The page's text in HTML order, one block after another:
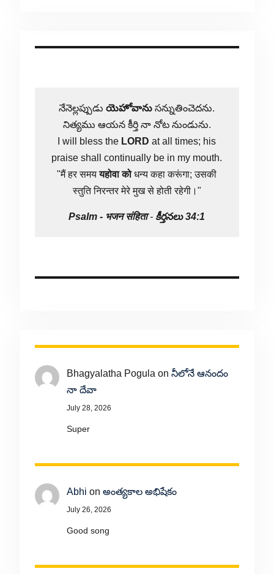
నేనెల్లప్పుడుయెహోవాను సన్నుతించెదను.
నిత్యము ఆయన కీర్తి నా నోట నుండును.
I will bless the LORD at all times; his
praise shall continually be in my mouth.
"मैं हर समययहोवा कोधन्य कहा करूंगा; उसकी
स्तुति निरन्तर मेरे मुख से होती रहेगी।"
Psalm - भजन संहिता- కీర్తనలు 34:1
Bhagyalatha Pogula on నీలోనే ఆనందం
నా దేవా
July 28, 2026
Super
Abhi on అంత్యకాల అభిషేకం
July 26, 2026
Good song